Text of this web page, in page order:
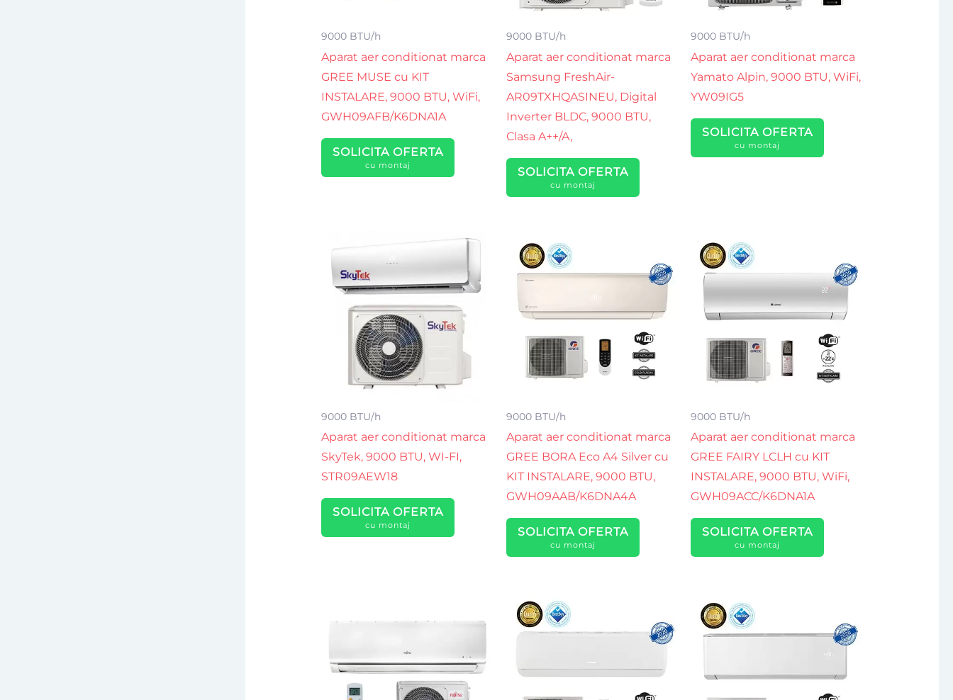
9000 BTU/h
Aparat aer conditionat marca
GREE MUSE cu KIT
INSTALARE, 9000 BTU, WiFi,
GWH09AFB/K6DNA1A
SOLICITA OFERTA
cu montaj
9000 BTU/h
Aparat aer conditionat marca
Samsung FreshAir-
AR09TXHQASINEU, Digital
Inverter BLDC, 9000 BTU,
Clasa A++/A,
SOLICITA OFERTA
cu montaj
9000 BTU/h
Aparat aer conditionat marca
Yamato Alpin, 9000 BTU, WiFi,
YW09IG5
SOLICITA OFERTA
cu montaj
9000 BTU/h
Aparat aer conditionat marca
SkyTek, 9000 BTU, WI-FI,
STR09AEW18
SOLICITA OFERTA
cu montaj
9000 BTU/h
Aparat aer conditionat marca
GREE BORA Eco A4 Silver cu
KIT INSTALARE, 9000 BTU,
GWH09AAB/K6DNA4A
SOLICITA OFERTA
cu montaj
9000 BTU/h
Aparat aer conditionat marca
GREE FAIRY LCLH cu KIT
INSTALARE, 9000 BTU, WiFi,
GWH09ACC/K6DNA1A
SOLICITA OFERTA
cu montaj